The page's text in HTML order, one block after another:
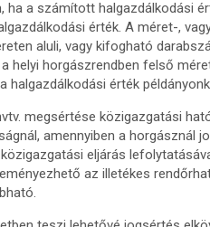
ha a számított halgazdálkodási
érték. A méret-,
aluli, vagy kifogható
helyi horgászrendben felső
halgazdálkodási érték
megsértése közigazgatási
amennyiben a
eljárás
az illetékes